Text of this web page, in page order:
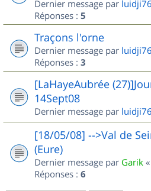
Dernier message par luidji76
Réponses : 5
Traçons l'orne
Dernier message par luidji76
Réponses : 3
[LaHayeAubrée
14Sept08
Dernier message par luidji76
[18/05/08] -->Val de
(Eure)
Dernier message par Garik «
Réponses : 6